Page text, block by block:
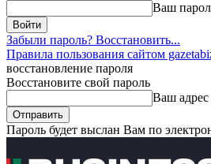
Ваш
Забыли пароль? Восстановить...
Правила пользования сайтом
восстановление пароля
Восстановите свой пароль
Ваш
Пароль будет выслан Вам по